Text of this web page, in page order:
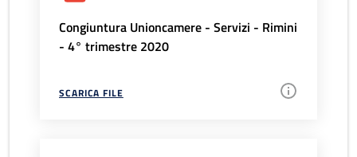
Congiuntura Unioncamere - Servizi - Rimini
- 4° trimestre 2020
SCARICA FILE